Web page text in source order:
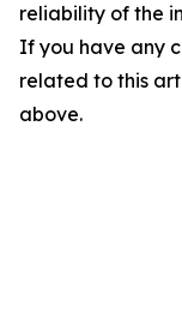
reliability of the
If you have any
related to this
above.